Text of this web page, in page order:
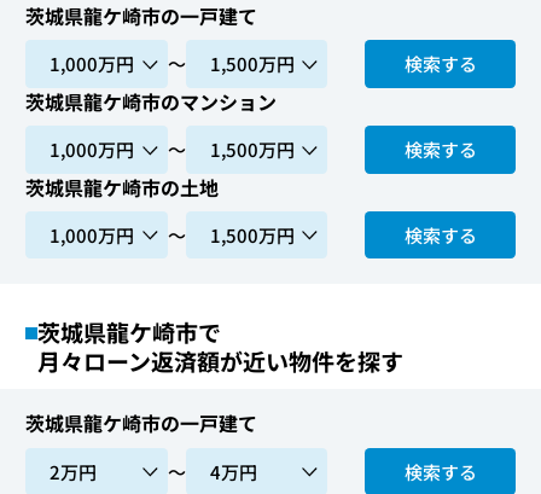
茨城県龍ケ崎市の一戸建て
〜 検索する
茨城県龍ケ崎市のマンション
〜 検索する
茨城県龍ケ崎市の土地
〜 検索する
茨城県龍ケ崎市で
月々ローン返済額が近い物件を探す
茨城県龍ケ崎市の一戸建て
〜 検索する